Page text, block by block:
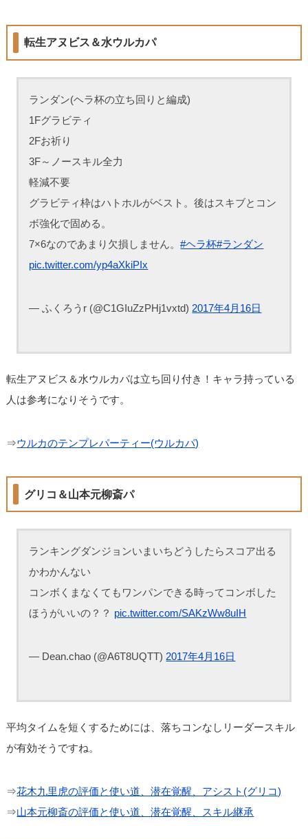
転生アヌビス＆水ウルカパ
ランダン(ヘラ杯の立ち回りと編成)
1Fグラビティ
2Fお祈り
3F～ノースキル全力
軽減不要
グラビティ枠はハトホルがベスト。後はスキブとコン
ボ強化で固める。
7×6なのであまり欠損しません。#ヘラ杯#ランダン
pic.twitter.com/yp4aXkiPIx
— ふくろうr (@C1GIuZzPHj1vxtd) 2017年4月16日
転生アヌビス＆水ウルカパは立ち回り付き！キャラ持っている
人は参考になりそうです。
⇒ウルカのテンプレパーティー(ウルカパ)
グリコ＆山本元柳斎パ
ランキングダンジョンいまいちどうしたらスコア出る
かわかんない
コンボくまなくてもワンパンできる時ってコンボした
ほうがいいの？？ pic.twitter.com/SAKzWw8uIH
— Dean.chao (@A6T8UQTT) 2017年4月16日
平均タイムを短くするためには、落ちコンなしリーダースキル
が有効そうですね。
⇒花木九里虎の評価と使い道、潜在覚醒、アシスト(グリコ)
⇒山本元柳斎の評価と使い道、潜在覚醒、スキル継承